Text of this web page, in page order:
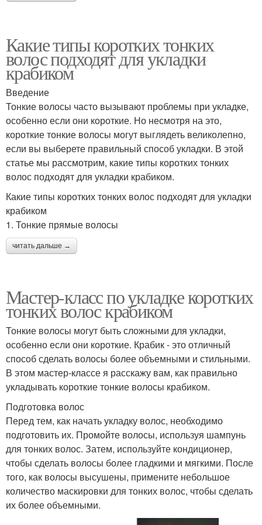
Какие типы коротких тонких
волос подходят для укладки
крабиком
Введение
Тонкие волосы часто вызывают проблемы при укладке,
особенно если они короткие. Но несмотря на это,
короткие тонкие волосы могут выглядеть великолепно,
если вы выберете правильный способ укладки. В этой
статье мы рассмотрим, какие типы коротких тонких
волос подходят для укладки крабиком.
Какие типы коротких тонких волос подходят для укладки
крабиком
1. Тонкие прямые волосы
читать дальше →
Мастер-класс по укладке коротких
тонких волос крабиком
Тонкие волосы могут быть сложными для укладки,
особенно если они короткие. Крабик - это отличный
способ сделать волосы более объемными и стильными.
В этом мастер-классе я расскажу вам, как правильно
укладывать короткие тонкие волосы крабиком.
Подготовка волос
Перед тем, как начать укладку волос, необходимо
подготовить их. Промойте волосы, используя шампунь
для тонких волос. Затем, используйте кондиционер,
чтобы сделать волосы более гладкими и мягкими. После
того, как волосы высушены, примените небольшое
количество маскировки для тонких волос, чтобы сделать
их более объемными.